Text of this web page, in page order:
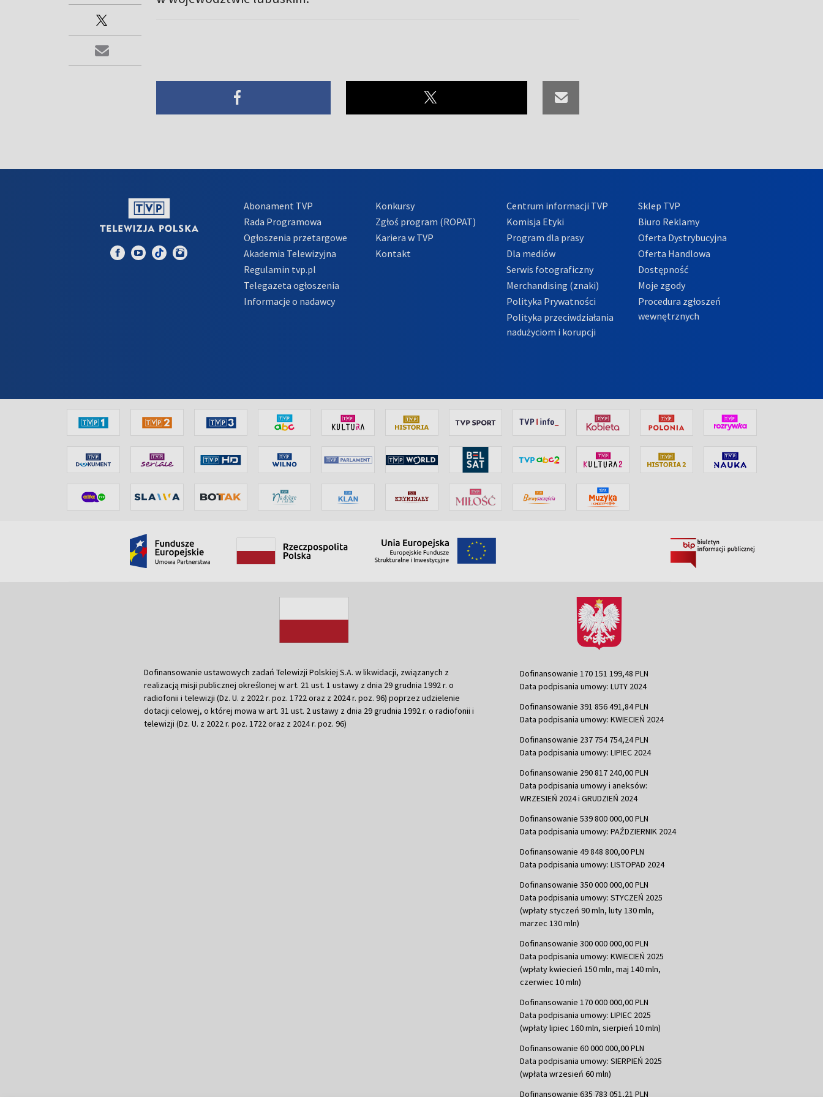
Abonament TVP
Rada Programowa
Ogłoszenia przetargowe
Akademia Telewizyjna
Regulamin tvp.pl
Telegazeta ogłoszenia
Informacje o nadawcy
Konkursy
Zgłoś program (ROPAT)
Kariera w TVP
Kontakt
Centrum informacji TVP
Komisja Etyki
Program dla prasy
Dla mediów
Serwis fotograficzny
Merchandising (znaki)
Polityka Prywatności
Polityka przeciwdziałania
nadużyciom i korupcji
Sklep TVP
Biuro Reklamy
Oferta Dystrybucyjna
Oferta Handlowa
Dostępność
Moje zgody
Procedura zgłoszeń
wewnętrznych
Dofinansowanie ustawowych zadań Telewizji Polskiej S.A. w likwidacji, związanych z
realizacją misji publicznej określonej w art. 21 ust. 1 ustawy z dnia 29 grudnia 1992 r. o
radiofonii i telewizji (Dz. U. z 2022 r. poz. 1722 oraz z 2024 r. poz. 96) poprzez udzielenie
dotacji celowej, o której mowa w art. 31 ust. 2 ustawy z dnia 29 grudnia 1992 r. o radiofonii i
telewizji (Dz. U. z 2022 r. poz. 1722 oraz z 2024 r. poz. 96)
Dofinansowanie 170 151 199,48 PLN
Data podpisania umowy: LUTY 2024
Dofinansowanie 391 856 491,84 PLN
Data podpisania umowy: KWIECIEŃ 2024
Dofinansowanie 237 754 754,24 PLN
Data podpisania umowy: LIPIEC 2024
Dofinansowanie 290 817 240,00 PLN
Data podpisania umowy i aneksów:
WRZESIEŃ 2024 i GRUDZIEŃ 2024
Dofinansowanie 539 800 000,00 PLN
Data podpisania umowy: PAŹDZIERNIK 2024
Dofinansowanie 49 848 800,00 PLN
Data podpisania umowy: LISTOPAD 2024
Dofinansowanie 350 000 000,00 PLN
Data podpisania umowy: STYCZEŃ 2025
(wpłaty styczeń 90 mln, luty 130 mln,
marzec 130 mln)
Dofinansowanie 300 000 000,00 PLN
Data podpisania umowy: KWIECIEŃ 2025
(wpłaty kwiecień 150 mln, maj 140 mln,
czerwiec 10 mln)
Dofinansowanie 170 000 000,00 PLN
Data podpisania umowy: LIPIEC 2025
(wpłaty lipiec 160 mln, sierpień 10 mln)
Dofinansowanie 60 000 000,00 PLN
Data podpisania umowy: SIERPIEŃ 2025
(wpłata wrzesień 60 mln)
Dofinansowanie 635 783 051,21 PLN